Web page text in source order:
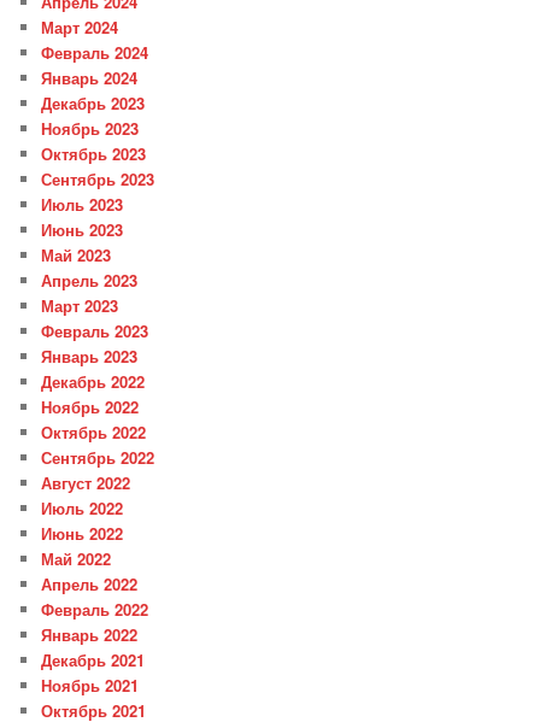
Март 2024
Февраль 2024
Январь 2024
Декабрь 2023
Ноябрь 2023
Октябрь 2023
Сентябрь 2023
Июль 2023
Июнь 2023
Май 2023
Апрель 2023
Март 2023
Февраль 2023
Январь 2023
Декабрь 2022
Ноябрь 2022
Октябрь 2022
Сентябрь 2022
Август 2022
Июль 2022
Июнь 2022
Май 2022
Апрель 2022
Февраль 2022
Январь 2022
Декабрь 2021
Ноябрь 2021
Октябрь 2021